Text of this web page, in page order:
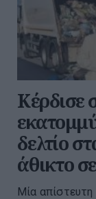
Κέρδισε
δελτίο
άθικτο
Μία